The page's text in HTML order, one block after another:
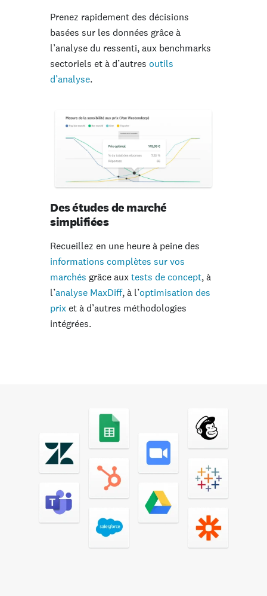
Prenez rapidement des décisions
basées sur les données grâce à
l’analyse du ressenti, aux benchmarks
sectoriels et à d’autres outils
d’analyse.
Des études de marché
simplifiées
Recueillez en une heure à peine des
informations complètes sur vos
marchés grâce auxtests de concept, à
l’analyse MaxDiff, à l’optimisation des
prixet à d’autres méthodologies
intégrées.